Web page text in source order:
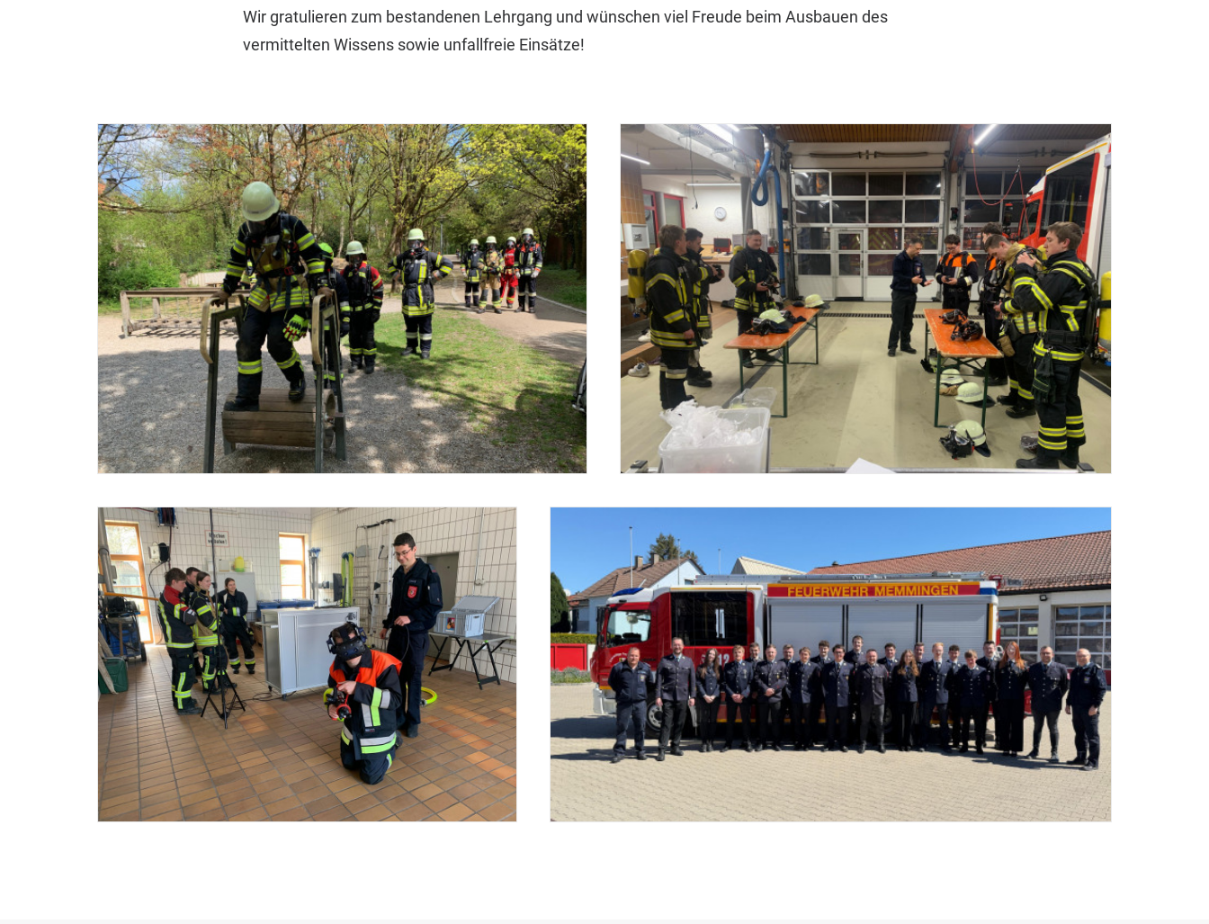
Wir gratulieren zum bestandenen Lehrgang und wünschen viel Freude beim Ausbauen des
vermittelten Wissens sowie unfallfreie Einsätze!